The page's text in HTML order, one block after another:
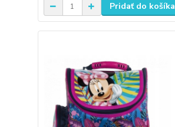
Pridať do košíka